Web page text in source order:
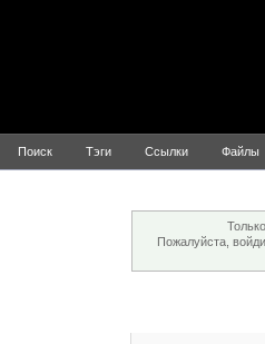
Поиск Тэги Ссылки Файлы
Пожалуйста,